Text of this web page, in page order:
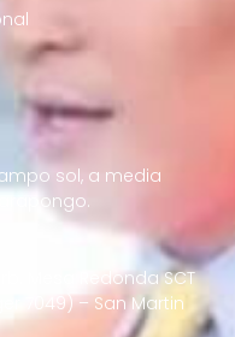
sol, a media
Mesa Redonda SCT
7049) – San Martin